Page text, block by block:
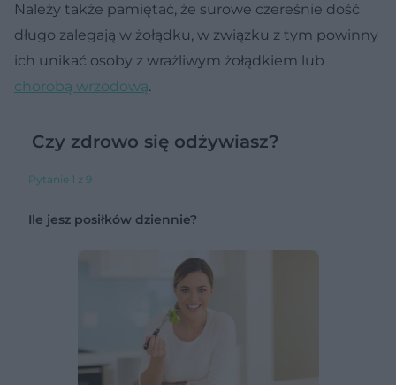
Należy także pamiętać, że surowe czereśnie dość
długo zalegają w żołądku, w związku z tym powinny
ich unikać osoby z wrażliwym żołądkiem lub
chorobą wrzodową.
Czy zdrowo się odżywiasz?
Pytanie 1 z 9
Ile jesz posiłków dziennie?